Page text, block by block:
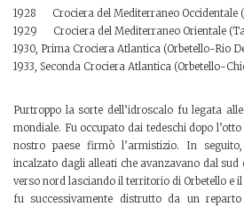
1928 Crociera del Mediterraneo Occidentale
1929 Crociera del Mediterraneo Orientale
1930, Prima Crociera Atlantica (Orbetello-Rio
1933, Seconda Crociera Atlantica (Orbetello-
Purtroppo la sorte dell’idroscalo fu legata
mondiale. Fu occupato dai tedeschi dopo
nostro paese firmò l’armistizio. In seguito,
incalzato dagli alleati che avanzavano dal
verso nord lasciando il territorio di Orbetello e
fu successivamente distrutto da un